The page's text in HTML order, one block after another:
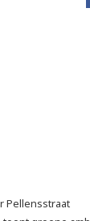
Pellensstraat